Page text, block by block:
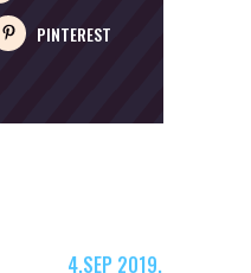
PINTEREST
4.SEP 2019.